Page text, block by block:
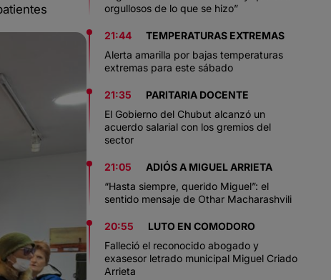
orgullosos de lo que se hizo”
21:44
TEMPERATURAS EXTREMAS
Alerta amarilla por bajas temperaturas
extremas para este sábado
21:35
PARITARIA DOCENTE
El Gobierno del Chubut alcanzó un
acuerdo salarial con los gremios del
sector
21:05
ADIÓS A MIGUEL ARRIETA
“Hasta siempre, querido Miguel”: el
sentido mensaje de Othar Macharashvili
20:55
LUTO EN COMODORO
Falleció el reconocido abogado y
exasesor letrado municipal Miguel Criado
Arrieta